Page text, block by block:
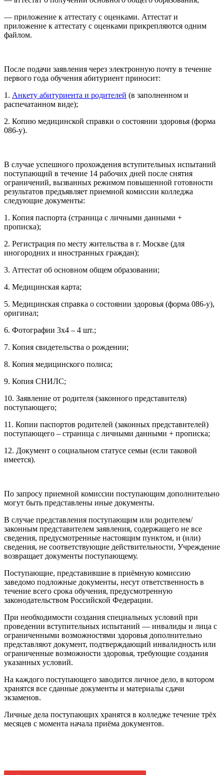
— приложение к аттестату с оценками. Аттестат и
приложение к аттестату с оценками прикрепляются одним
файлом.
После подачи заявления через электронную почту в течение
первого года обучения абитуриент приносит:
1. Анкету абитуриента и родителей (в заполненном и
распечатанном виде);
2. Копию медицинской справки о состоянии здоровья (форма
086-у).
В случае успешного прохождения вступительных испытаний
поступающий в течение 14 рабочих дней после снятия
ограничений, вызванных режимом повышенной готовности
результатов предъявляет приемной комиссии колледжа
следующие документы:
1. Копия паспорта (страница с личными данными +
прописка);
2. Регистрация по месту жительства в г. Москве (для
иногородних и иностранных граждан);
3. Аттестат об основном общем образовании;
4. Медицинская карта;
5. Медицинская справка о состоянии здоровья (форма 086-у),
оригинал;
6. Фотографии 3х4 – 4 шт.;
7. Копия свидетельства о рождении;
8. Копия медицинского полиса;
9. Копия СНИЛС;
10. Заявление от родителя (законного представителя)
поступающего;
11. Копии паспортов родителей (законных представителей)
поступающего – страница с личными данными + прописка;
12. Документ о социальном статусе семьи (если таковой
имеется).
По запросу приемной комиссии поступающим дополнительно
могут быть представлены иные документы.
В случае представления поступающим или родителем/
законным представителем заявления, содержащего не все
сведения, предусмотренные настоящим пунктом, и (или)
сведения, не соответствующие действительности, Учреждение
возвращает документы поступающему.
Поступающие, представившие в приёмную комиссию
заведомо подложные документы, несут ответственность в
течение всего срока обучения, предусмотренную
законодательством Российской Федерации.
При необходимости создания специальных условий при
проведении вступительных испытаний — инвалиды и лица с
ограниченными возможностями здоровья дополнительно
представляют документ, подтверждающий инвалидность или
ограниченные возможности здоровья, требующие создания
указанных условий.
На каждого поступающего заводится личное дело, в котором
хранятся все сданные документы и материалы сдачи
экзаменов.
Личные дела поступающих хранятся в колледже течение трёх
месяцев с момента начала приёма документов.